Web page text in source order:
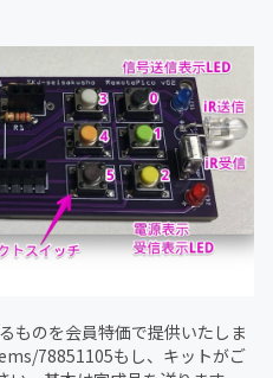
ものを会員特価で提供いたしま
78851105もし、キットがご